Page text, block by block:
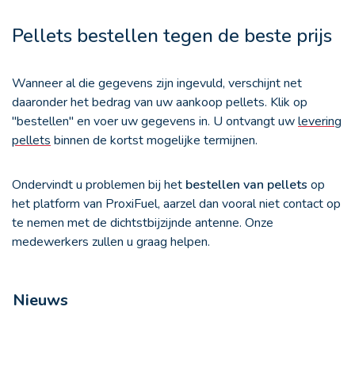
Pellets bestellen tegen de beste prijs
Wanneer al die gegevens zijn ingevuld, verschijnt net
daaronder het bedrag van uw aankoop pellets. Klik op
"bestellen" en voer uw gegevens in. U ontvangt uwlevering
pellets binnen de kortst mogelijke termijnen.
Ondervindt u problemen bij het bestellen van pellets op
het platform van ProxiFuel, aarzel dan vooral niet contact op
te nemen met de dichtstbijzijnde antenne. Onze
medewerkers zullen u graag helpen.
Nieuws